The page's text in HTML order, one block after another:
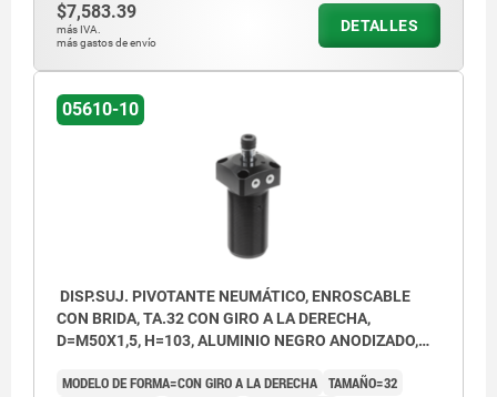
$7,583.39
más IVA.
más gastos de envío
DETALLES
05610-10
DISP.SUJ. PIVOTANTE NEUMÁTICO, ENROSCABLE
CON BRIDA, TA.32 CON GIRO A LA DERECHA,
D=M50X1,5, H=103, ALUMINIO NEGRO ANODIZADO,
MODELO DE FORMA=CON GIRO A LA DERECHA TAMAÑO=32